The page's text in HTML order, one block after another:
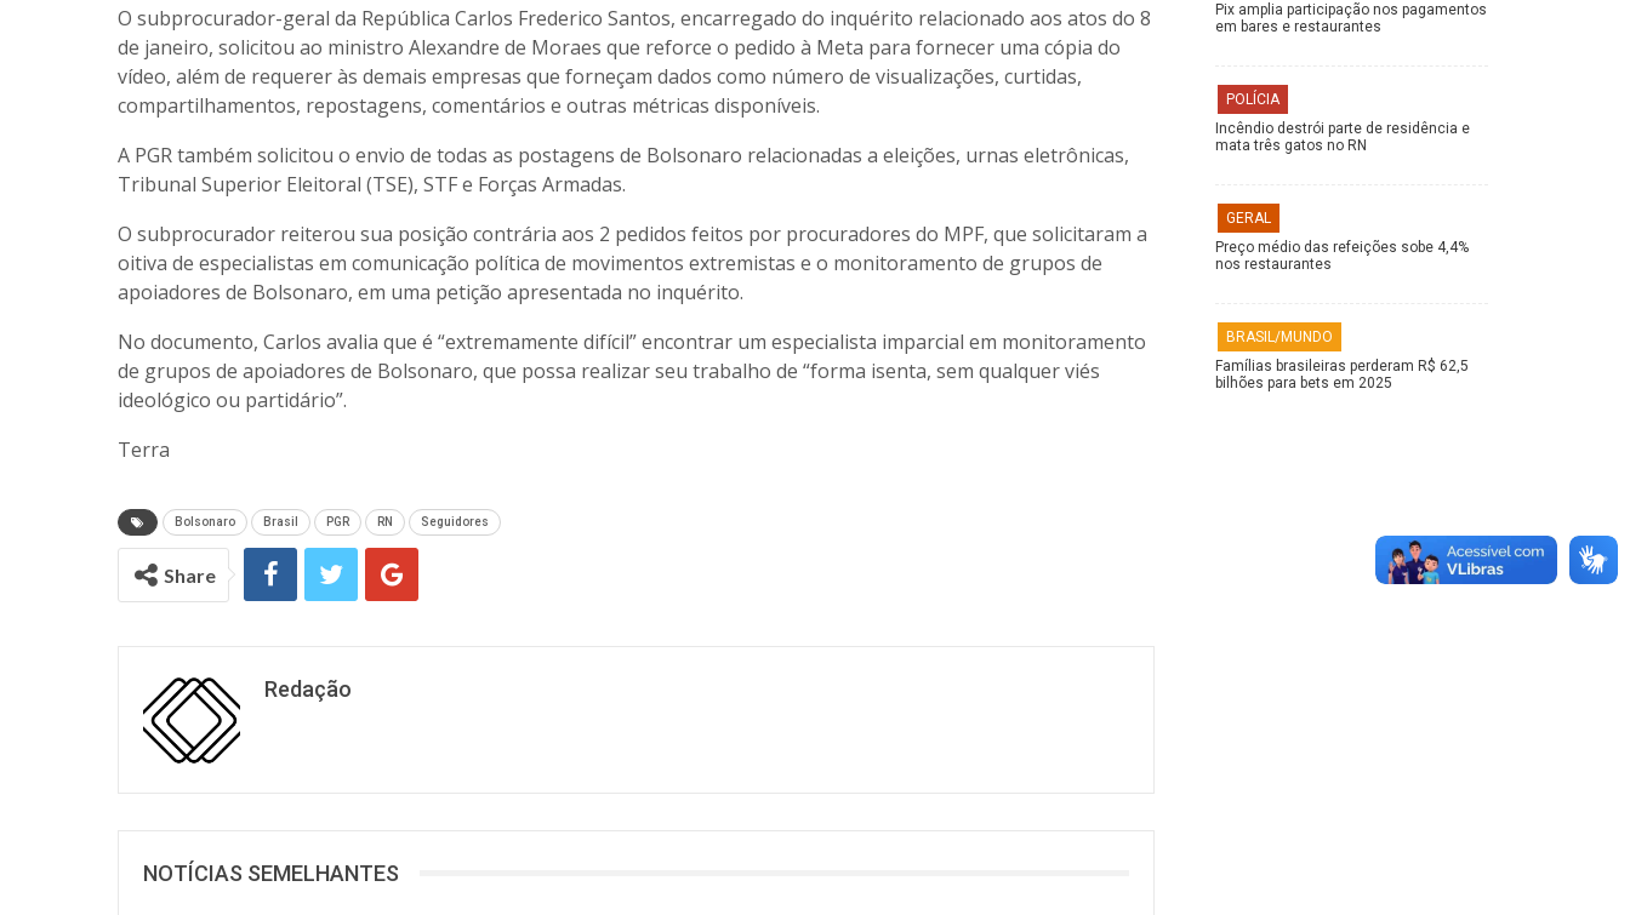
O subprocurador-geral da República Carlos Frederico Santos, encarregado do inquérito relacionado aos atos do 8
de janeiro, solicitou ao ministro Alexandre de Moraes que reforce o pedido à Meta para fornecer uma cópia do
vídeo, além de requerer às demais empresas que forneçam dados como número de visualizações, curtidas,
compartilhamentos, repostagens, comentários e outras métricas disponíveis.
A PGR também solicitou o envio de todas as postagens de Bolsonaro relacionadas a eleições, urnas eletrônicas,
Tribunal Superior Eleitoral (TSE), STF e Forças Armadas.
O subprocurador reiterou sua posição contrária aos 2 pedidos feitos por procuradores do MPF, que solicitaram a
oitiva de especialistas em comunicação política de movimentos extremistas e o monitoramento de grupos de
apoiadores de Bolsonaro, em uma petição apresentada no inquérito.
No documento, Carlos avalia que é “extremamente difícil” encontrar um especialista imparcial em monitoramento
de grupos de apoiadores de Bolsonaro, que possa realizar seu trabalho de “forma isenta, sem qualquer viés
ideológico ou partidário”.
Terra
Bolsonaro Brasil PGR RN Seguidores
Share
Redação
NOTÍCIAS SEMELHANTES
Pix amplia participação nos pagamentos
em bares e restaurantes
POLÍCIA
Incêndio destrói parte de residência e
mata três gatos no RN
GERAL
Preço médio das refeições sobe 4,4%
nos restaurantes
BRASIL/MUNDO
Famílias brasileiras perderam R$ 62,5
bilhões para bets em 2025